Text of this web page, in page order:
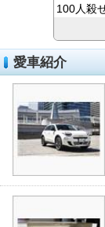
100人殺
愛車紹介